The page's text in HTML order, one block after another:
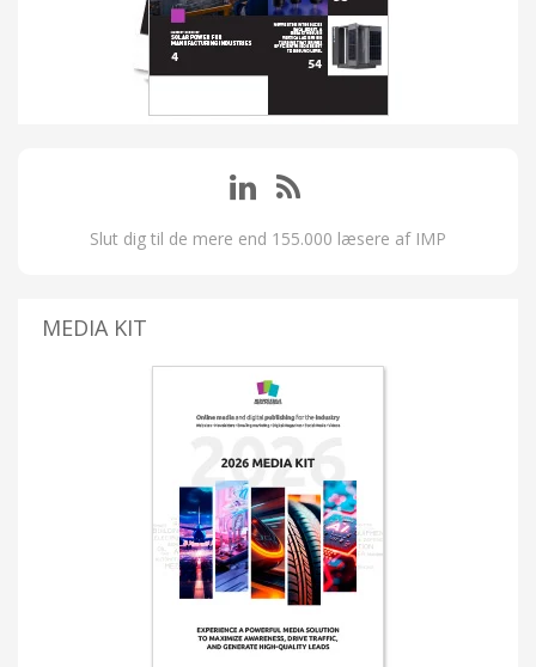
Slut dig til de mere end 155.000 læsere af IMP
MEDIA KIT